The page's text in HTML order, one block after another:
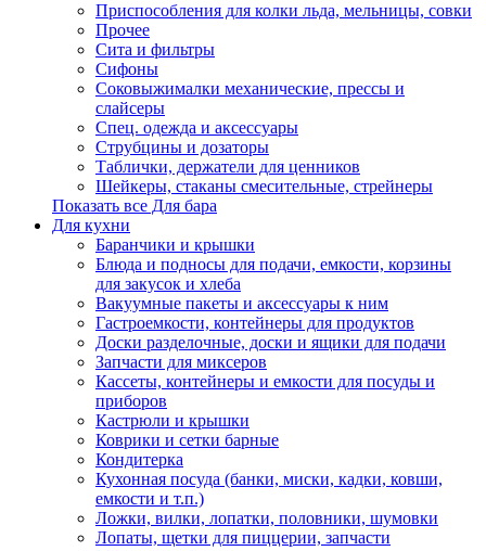
Приспособления для колки льда, мельницы, совки
Прочее
Сита и фильтры
Сифоны
Соковыжималки механические, прессы и
слайсеры
Спец. одежда и аксессуары
Струбцины и дозаторы
Таблички, держатели для ценников
Шейкеры, стаканы смесительные, стрейнеры
Показать все Для бара
Для кухни
Баранчики и крышки
Блюда и подносы для подачи, емкости, корзины
для закусок и хлеба
Вакуумные пакеты и аксессуары к ним
Гастроемкости, контейнеры для продуктов
Доски разделочные, доски и ящики для подачи
Запчасти для миксеров
Кассеты, контейнеры и емкости для посуды и
приборов
Кастрюли и крышки
Коврики и сетки барные
Кондитерка
Кухонная посуда (банки, миски, кадки, ковши,
емкости и т.п.)
Ложки, вилки, лопатки, половники, шумовки
Лопаты, щетки для пиццерии, запчасти